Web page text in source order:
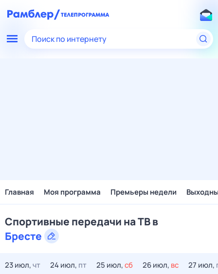
Поиск по интернету
Главная Моя программа Премьеры недели
Спортивные передачи на ТВ в
Бресте
23 июл,чт 24 июл, пт 25 июл,сб 26 июл, вс 27 июл,